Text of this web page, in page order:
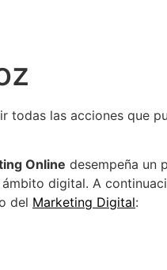
todas las acciones que
Online desempeña un
digital. A
del Marketing Digital: